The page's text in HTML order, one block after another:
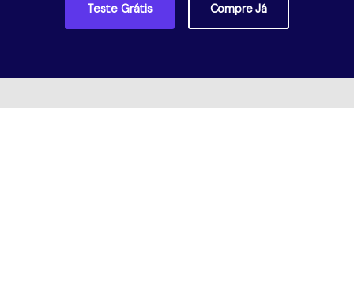
Teste Grátis Compre Já